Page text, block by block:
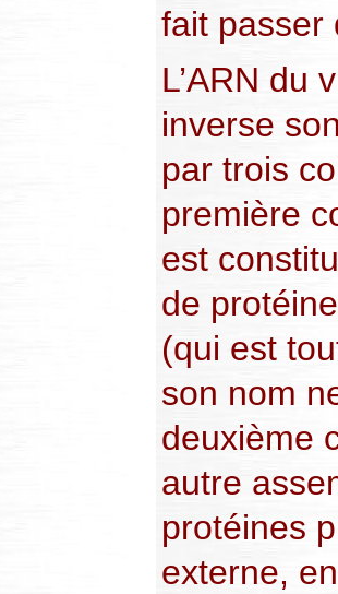
fait passer
L’ARN du
inverse
par trois
première
est
de
(qui est
son nom
deuxième
autre
protéines
externe,